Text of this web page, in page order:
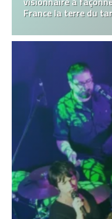
France la terre du